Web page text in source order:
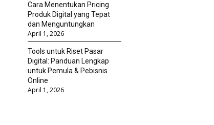
Cara Menentukan Pricing
Produk Digital yang Tepat
dan Menguntungkan
April 1, 2026
Tools untuk Riset Pasar
Digital: Panduan Lengkap
untuk Pemula & Pebisnis
Online
April 1, 2026